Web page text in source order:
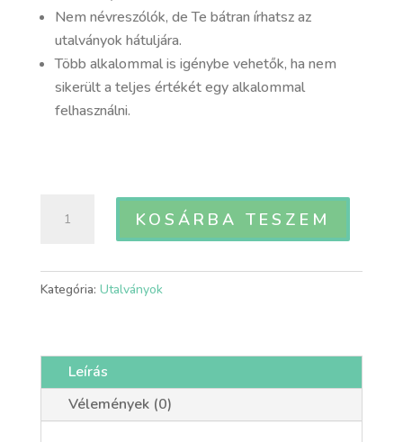
Nem névreszólók, de Te bátran írhatsz az
utalványok hátuljára.
Több alkalommal is igénybe vehetők, ha nem
sikerült a teljes értékét egy alkalommal
felhasználni.
Ajándékutalvány
Ft
értékben,
mennyiség
KOSÁRBA TESZEM
Kategória: Utalványok
Leírás
Vélemények (0)